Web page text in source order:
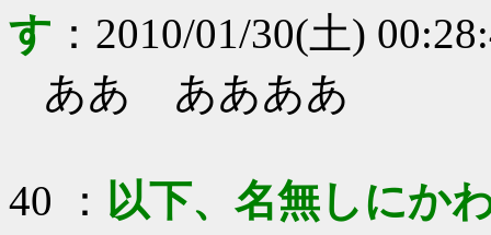
す ： 2010/01/30(土)
ああ ああああ
40 ： 以下、名無しにか